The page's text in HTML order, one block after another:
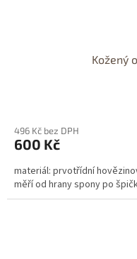
Kožený
496 Kč bez DPH
600 Kč
materiál: prvotřídní
měří od hrany spony po